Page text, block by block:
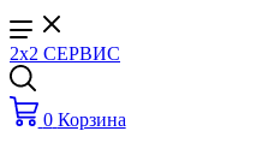
2x2 СЕРВИС
0 Корзина